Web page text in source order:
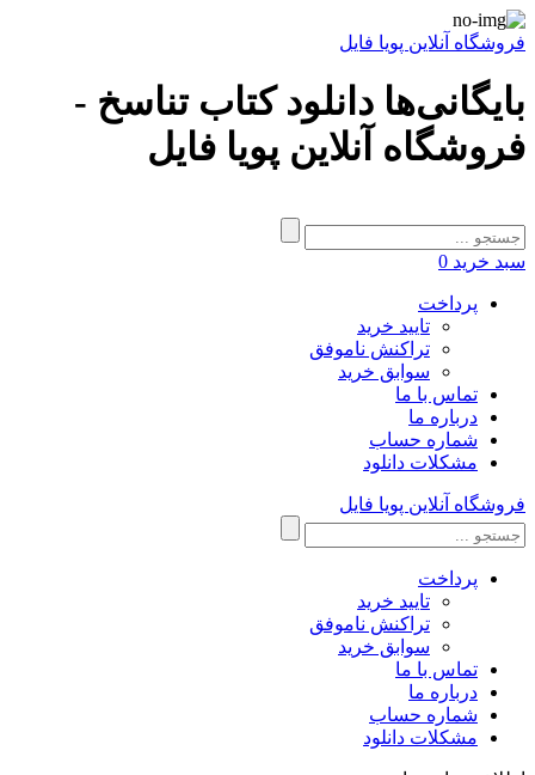
فروشگاه آنلاین پویا فایل
بایگانی‌ها دانلود کتاب تناسخ -
فروشگاه آنلاین پویا فایل
سبد خرید 0
پرداخت
تایید خرید
تراکنش ناموفق
سوابق خرید
تماس با ما
درباره ما
شماره حساب
مشکلات دانلود
فروشگاه آنلاین پویا فایل
پرداخت
تایید خرید
تراکنش ناموفق
سوابق خرید
تماس با ما
درباره ما
شماره حساب
مشکلات دانلود